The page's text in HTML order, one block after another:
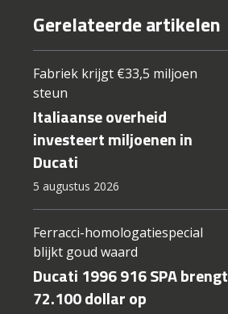
Gerelateerde artikelen
Fabriek krijgt €33,5 miljoen
steun
Italiaanse overheid
investeert miljoenen in
Ducati
5 augustus 2026
Ferracci-homologatiespecial
blijkt goud waard
Ducati 1996 916 SPA brengt
72.100 dollar op